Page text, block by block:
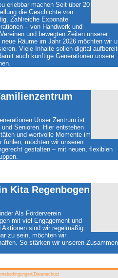
erlebbar machen Seit über 20
die Geschichte von
Zahlreiche Exponate
– von Handwerk und
und bewegten Zeiten unserer
Räume im Jahr 2026 möchten wir
Viele Inhalte sollen digital
auch künftige Generationen unsere
Unser Zentrum ist
Senioren. Hier entstehen
und wertvolle Momente im
fühlen, möchten wir unseren
gestalten – mit neuen, flexiblen
Kita Regenbogen
Als Förderverein
mit viel Engagement und
sind wir regelmäßig
zu sein, möchten wir
So stärken wir unseren
Datenschutz